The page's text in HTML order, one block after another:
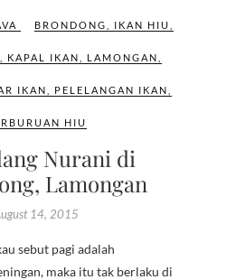
BRONDONG IKAN HIU
KAPAL IKAN LAMONGAN
IKAN PELELANGAN IKAN
HIU
Nurani di
Lamongan
14, 2015
maka itu tak berlaku di